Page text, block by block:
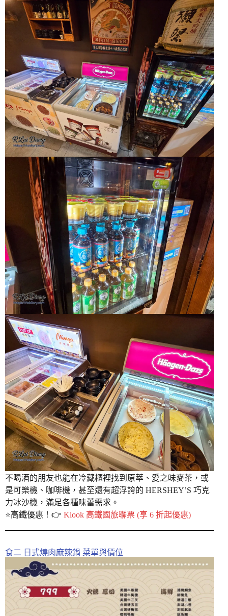
不喝酒的朋友也能在冷藏櫃裡找到原萃、愛之味麥茶，或
是可樂機、咖啡機，甚至還有超浮誇的 HERSHEY’S 巧克
力冰沙機，滿足各種味蕾需求。
⭐️高鐵優惠！👉 Klook 高鐵國旅聯票 (享 6 折起優惠)
食二 日式燒肉麻辣鍋 菜單與價位